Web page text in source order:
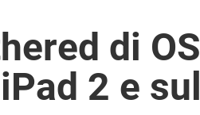
di OS
2 e sul